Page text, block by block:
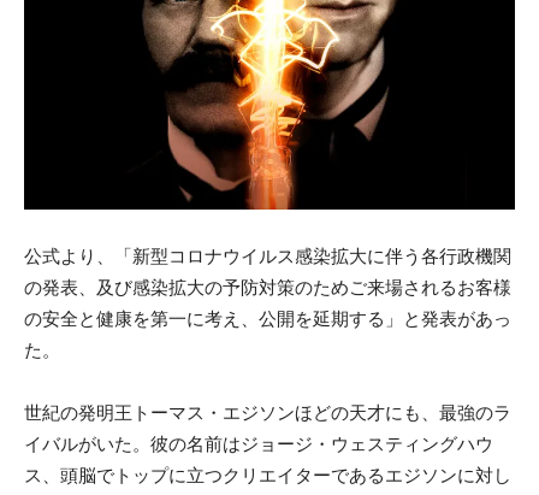
公式より、「新型コロナウイルス感染拡大に伴う各行政機関
の発表、及び感染拡大の予防対策のためご来場されるお客様
の安全と健康を第一に考え、公開を延期する」と発表があっ
た。
世紀の発明王トーマス・エジソンほどの天才にも、最強のラ
イバルがいた。彼の名前はジョージ・ウェスティングハウ
ス、頭脳でトップに立つクリエイターであるエジソンに対し